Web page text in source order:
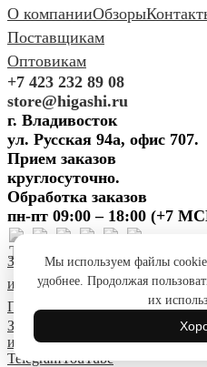
О компанииОбзоры
Поставщикам
Оптовикам
+7 423 232 89 08
store@higashi.ru
г. Владивосток
ул. Русская 94а, офис 707.
Прием заказов
круглосуточно.
Обработка заказов
пн-пт 09:00 – 18:00 (+7
Задать вопросПредложить
идеюПоблагодарить
Политика конфиденциальности
Задать вопрос
идеюПоблагодарить
TelegramYouTube
Мы используем файлы cookie,
удобнее. Продолжая
их